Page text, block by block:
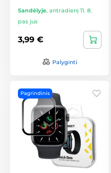
Sandėlyje, antradienį 11. 8.
pas jus
3,99 €
Palyginti
Pagrindinis